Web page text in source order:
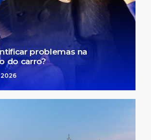
problemas na
do carro?